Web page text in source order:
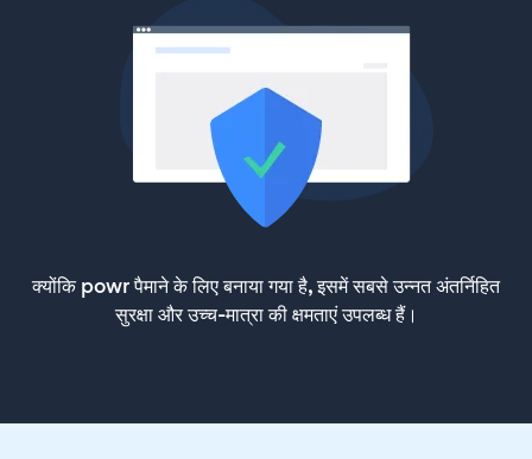
क्योंकि powr पैमाने के लिए बनाया गया है, इसमें सबसे उन्नत अंतर्निहित
सुरक्षा और उच्च-मात्रा की क्षमताएं उपलब्ध हैं।